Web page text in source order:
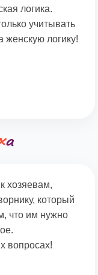
логика.
учитывать
женскую логику!
хозяевам,
который
что им нужно
вопросах!